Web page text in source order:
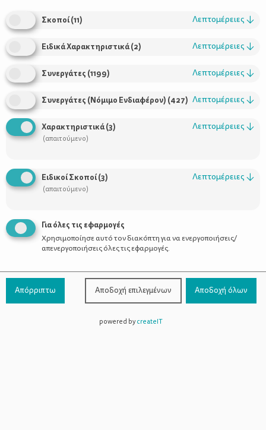
Χρήσιμοι Σύνδεσμοι
Προϊόντα
Επικοινωνία
800-1199-800(από σταθερό,
χωρίς χρέωση)
Σκοποί(11) Λεπτομέρειες ↓
Ειδικά Χαρακτηριστικά(2) Λεπτομέρειες ↓
Συνεργάτες (1199) Λεπτομέρειες ↓
Συνεργάτες (Νόμιμο Ενδιαφέρον) (427) Λεπτομέρειες ↓
Χαρακτηριστικά(3)
(απαιτούμενο)
Λεπτομέρειες ↓
Ειδικοί Σκοποί(3)
(απαιτούμενο)
Λεπτομέρειες ↓
Για όλες τις εφαρμογές
Χρησιμοποίησε αυτό τον διακόπτη για να ενεργοποιήσεις/
απενεργοποιήσεις όλες τις εφαρμογές.
Απόρριπτω Αποδοχή επιλεγμένων Αποδοχή όλων
powered bycreateIT